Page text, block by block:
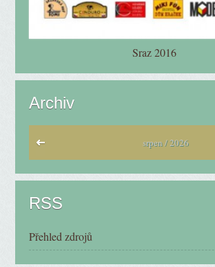
Sraz 2016
Archiv
srpen / 2026
RSS
Přehled zdrojů